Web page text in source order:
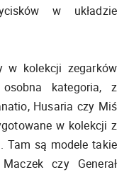
w układzie
w kolekcji zegarków
kategoria, z
Husaria czy Miś
w kolekcji z
Tam są modele takie
czy Generał